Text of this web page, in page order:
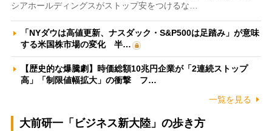
シアホールディングスがストップ安をつけるな…
「NYダウは高値更新、ナスダック・S&P500は足踏み」が意味
する米国株市場の変化 半…
【歴史的な爆騰劇】時価総額10兆円企業が「2連続ストップ
高」「制限値幅拡大」の衝撃 フ…
一覧を見る
大前研一「ビジネス新大陸」の歩き方